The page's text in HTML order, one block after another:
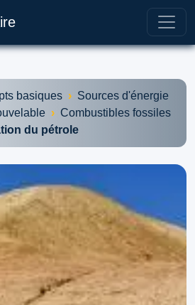
basiques
Sources d'énergie
Combustibles fossiles
du pétrole